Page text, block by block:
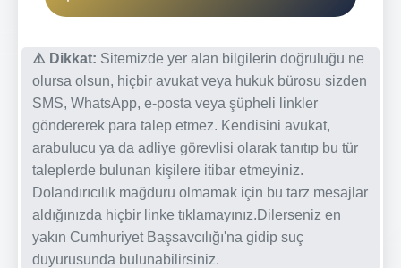
⚠️ Dikkat: Sitemizde yer alan bilgilerin doğruluğu ne
olursa olsun, hiçbir avukat veya hukuk bürosu sizden
SMS, WhatsApp, e-posta veya şüpheli linkler
göndererek para talep etmez. Kendisini avukat,
arabulucu ya da adliye görevlisi olarak tanıtıp bu tür
taleplerde bulunan kişilere itibar etmeyiniz.
Dolandırıcılık mağduru olmamak için bu tarz mesajlar
aldığınızda hiçbir linke tıklamayınız.Dilerseniz en
yakın Cumhuriyet Başsavcılığı'na gidip suç
duyurusunda bulunabilirsiniz.